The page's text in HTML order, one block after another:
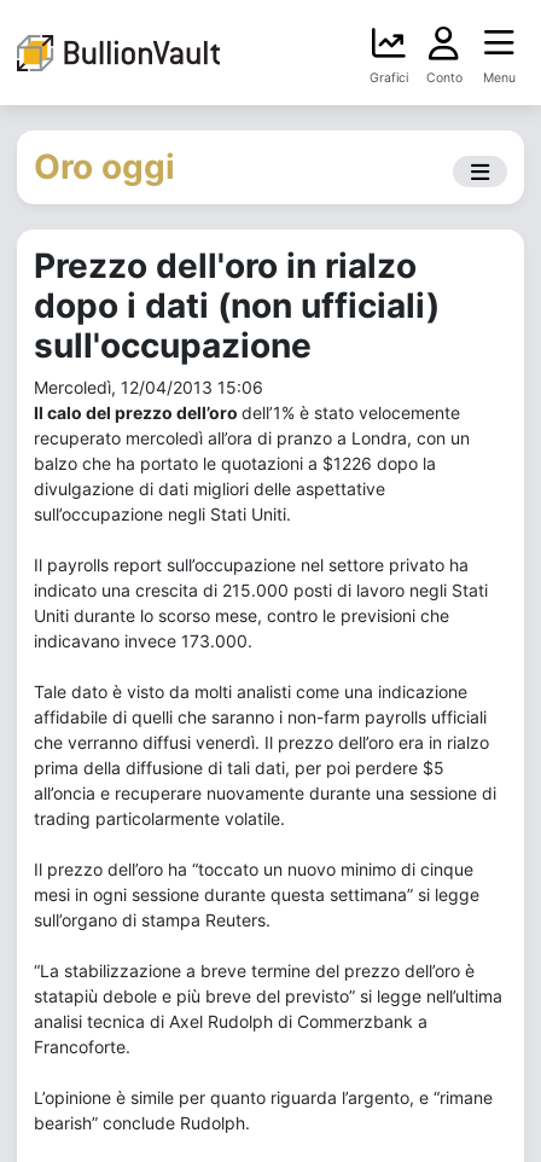
Grafici Conto Menu
Oro oggi
Prezzo dell'oro in rialzo
dopo i dati (non ufficiali)
sull'occupazione
Mercoledì, 12/04/2013 15:06
Il calo del prezzo dell’oro dell’1% è stato velocemente
recuperato mercoledì all’ora di pranzo a Londra, con un
balzo che ha portato le quotazioni a $1226 dopo la
divulgazione di dati migliori delle aspettative
sull’occupazione negli Stati Uniti.
Il payrolls report sull’occupazione nel settore privato ha
indicato una crescita di 215.000 posti di lavoro negli Stati
Uniti durante lo scorso mese, contro le previsioni che
indicavano invece 173.000.
Tale dato è visto da molti analisti come una indicazione
affidabile di quelli che saranno i non-farm payrolls ufficiali
che verranno diffusi venerdì. Il prezzo dell’oro era in rialzo
prima della diffusione di tali dati, per poi perdere $5
all’oncia e recuperare nuovamente durante una sessione di
trading particolarmente volatile.
Il prezzo dell’oro ha “toccato un nuovo minimo di cinque
mesi in ogni sessione durante questa settimana” si legge
sull’organo di stampa Reuters.
“La stabilizzazione a breve termine del prezzo dell’oro è
statapiù debole e più breve del previsto” si legge nell’ultima
analisi tecnica di Axel Rudolph di Commerzbank a
Francoforte.
L’opinione è simile per quanto riguarda l’argento, e “rimane
bearish” conclude Rudolph.